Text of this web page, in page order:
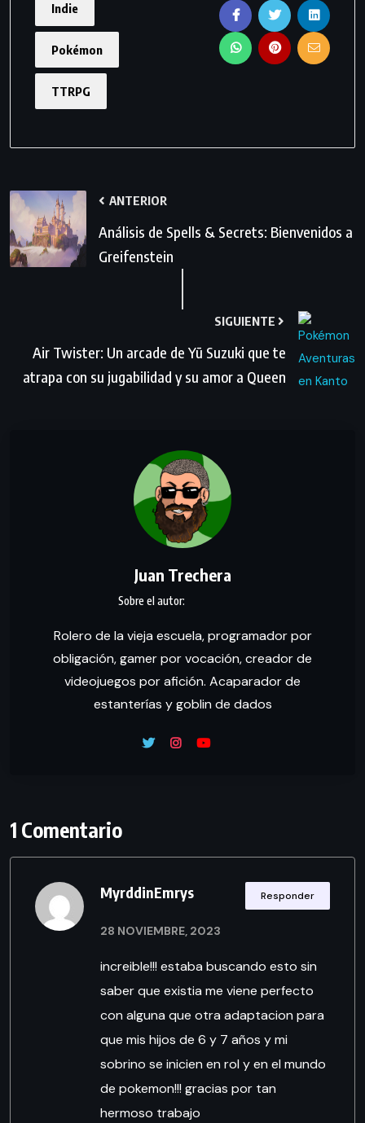
Indie
Pokémon
TTRPG
ANTERIOR
Análisis de Spells & Secrets: Bienvenidos a
Greifenstein
SIGUIENTE
Air Twister: Un arcade de Yū Suzuki que te
atrapa con su jugabilidad y su amor a Queen
Juan Trechera
Rolero de la vieja escuela, programador por
obligación, gamer por vocación, creador de
videojuegos por afición. Acaparador de
estanterías y goblin de dados
1 Comentario
MyrddinEmrys
28 NOVIEMBRE, 2023
increible!!! estaba buscando esto sin
saber que existia me viene perfecto
con alguna que otra adaptacion para
que mis hijos de 6 y 7 años y mi
sobrino se inicien en rol y en el mundo
de pokemon!!! gracias por tan
hermoso trabajo
Responder